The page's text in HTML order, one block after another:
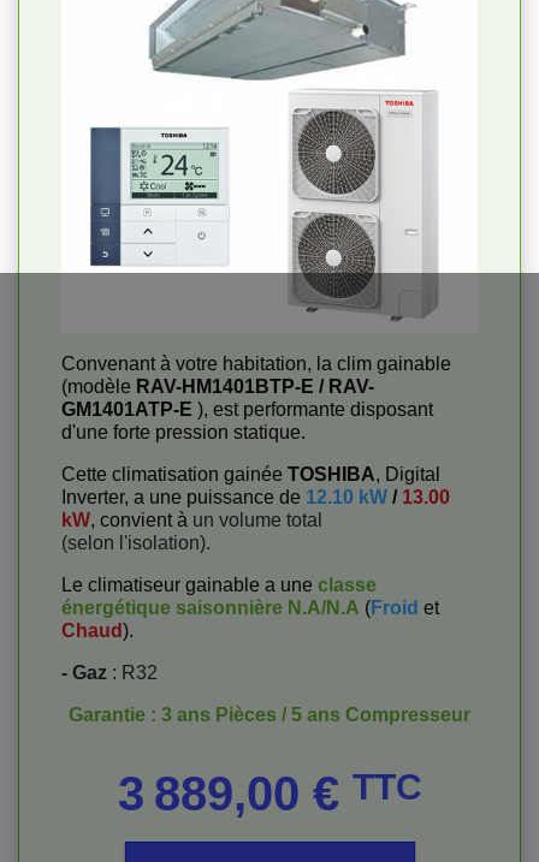
Convenant à votre habitation, la clim gainable
(modèle RAV-HM1401BTP-E / RAV-
GM1401ATP-E ), est performante disposant
d'une forte pression statique.
Cette climatisation gainée TOSHIBA, Digital
Inverter, a une puissance de 12.10 kW / 13.00
kW, convient à un volume total
(selon l'isolation).
Le climatiseur gainable a une classe
énergétique saisonnière N.A/N.A (Froid et
Chaud).
- Gaz : R32
Garantie : 3 ans Pièces / 5 ans Compresseur
3 889,00 € TTC